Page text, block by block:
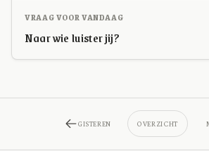
VRAAG VOOR VANDAAG
Naar wie luister jij?
GISTEREN OVERZICHT